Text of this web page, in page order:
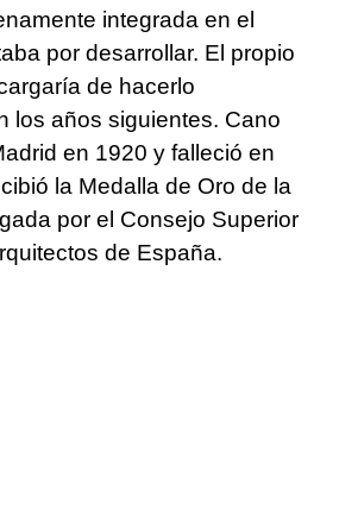
integrada en el
por desarrollar. El propio
de hacerlo
los años siguientes. Cano
en 1920 y falleció en
la Medalla de Oro de la
por el Consejo Superior
de España.